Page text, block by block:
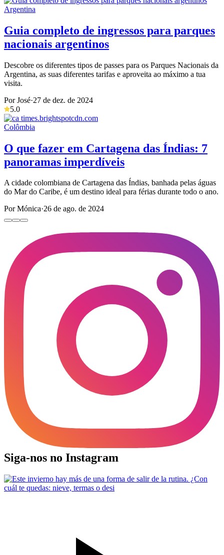
Argentina
Guia completo de ingressos para parques
nacionais argentinos
Descobre os diferentes tipos de passes para os Parques Nacionais da
Argentina, as suas diferentes tarifas e aproveita ao máximo a tua
visita.
Por José·27 de dez. de 2024
5.0
Colômbia
O que fazer em Cartagena das Índias: 7
panoramas imperdíveis
A cidade colombiana de Cartagena das Índias, banhada pelas águas
do Mar do Caribe, é um destino ideal para férias durante todo o ano.
Por Mónica·26 de ago. de 2024
Siga-nos no Instagram